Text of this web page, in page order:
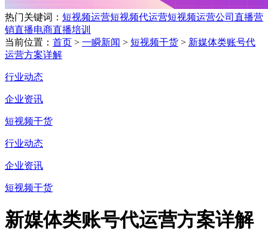
热门关键词： 短视频运营短视频代运营短视频运营公司 直播营
销直播电商直播培训
当前位置： 首页 > 一瞬新闻 > 短视频干货 > 新媒体类账号代
运营方案详解
行业动态
企业资讯
短视频干货
行业动态
企业资讯
短视频干货
新媒体类账号代运营方案详解